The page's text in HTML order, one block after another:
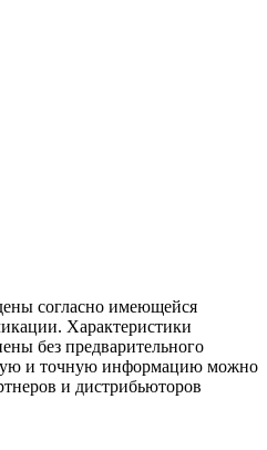
согласно имеющейся
Характеристики
без предварительного
и точную информацию можно
и дистрибьюторов